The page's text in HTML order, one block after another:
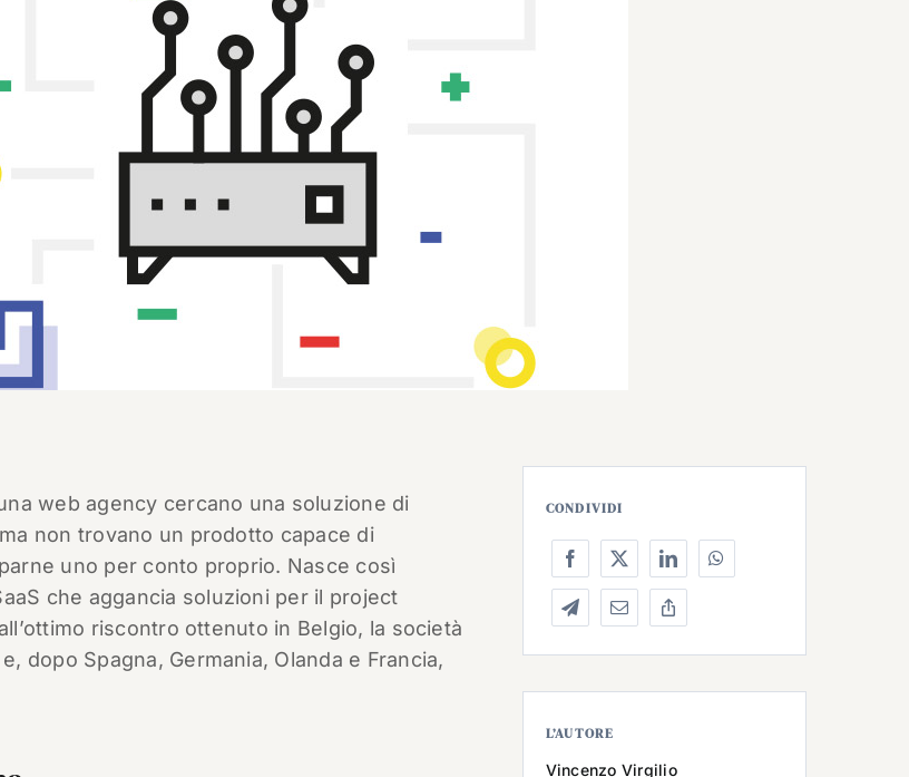
web agency cercano una soluzione di
non trovano un prodotto capace di
uno per conto proprio. Nasce così
che aggancia soluzioni per il project
riscontro ottenuto in Belgio, la società
dopo Spagna, Germania, Olanda e Francia,
CONDIVIDI
L’AUTORE
Vincenzo Virgilio